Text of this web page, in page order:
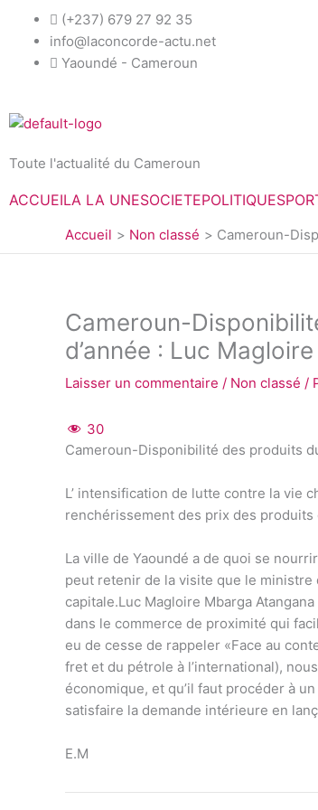
(+237) 679 27 92 35
info@laconcorde-actu.net
Yaoundé - Cameroun
Toute l'actualité du Cameroun
ACCUEILA LA UNESOCIETEPOLITIQUE
Accueil Non classé Cameroun-
Cameroun-
d’année : Luc
Laisser un commentaire / Non classé /
30
Cameroun-Disponibilité des produits
L’ intensification de lutte contre la vie
renchérissement des prix des
La ville de Yaoundé a de quoi se
peut retenir de la visite que le
capitale.Luc Magloire Mbarga
dans le commerce de proximité qui
eu de cesse de rappeler «Face au
fret et du pétrole à l’international),
économique, et qu’il faut procéder à
satisfaire la demande intérieure en
E.M